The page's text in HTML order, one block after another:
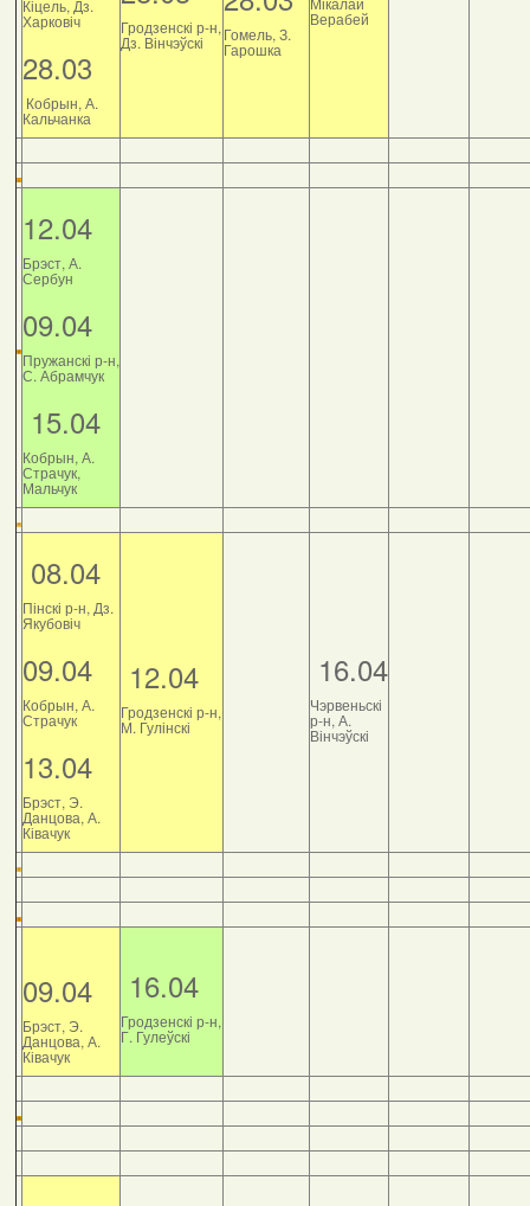
Кіцель, Дз.
Харковіч
28.03
Кобрын, А.
Кальчанка
Гродзенскі р-н,
Дз. Вінчэўскі Гомель, З.
Гарошка
Верабей
12.04
Брэст, А.
Сербун
09.04
Пружанскі р-н,
С. Абрамчук
15.04
Кобрын, А.
Страчук,
Мальчук
08.04
Пінскі р-н, Дз.
Якубовіч
09.04
Кобрын, А.
Страчук
13.04
Брэст, Э.
Данцова, А.
Ківачук
12.04
Гродзенскі р-н,
М. Гулінскі
16.04
Чэрвеньскі
р-н, А.
Вінчэўскі
09.04
Брэст, Э.
Данцова, А.
Ківачук
16.04
Гродзенскі р-н,
Г. Гулеўскі